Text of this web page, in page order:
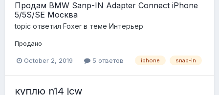
Продам BMW Sanp-IN Adapter Connect iPhone
5/5S/SE Москва
topic ответил Foxer в теме Интерьер
Продано
October 2, 2019 5 ответов iphone snap-in
куплю n14 jcw